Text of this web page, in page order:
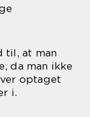
til, at man
da man ikke
optaget
i.